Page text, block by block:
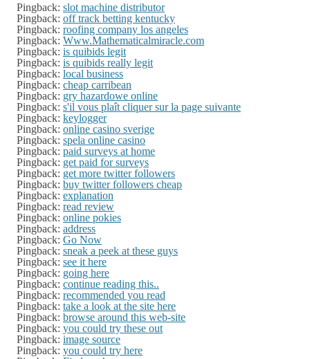
Pingback: slot machine distributor
Pingback: off track betting kentucky
Pingback: roofing company los angeles
Pingback: Www.Mathematicalmiracle.com
Pingback: is quibids legit
Pingback: is quibids really legit
Pingback: local business
Pingback: cheap carribean
Pingback: gry hazardowe online
Pingback: s'il vous plaît cliquer sur la page suivante
Pingback: keylogger
Pingback: online casino sverige
Pingback: spela online casino
Pingback: paid surveys at home
Pingback: get paid for surveys
Pingback: get more twitter followers
Pingback: buy twitter followers cheap
Pingback: explanation
Pingback: read review
Pingback: online pokies
Pingback: address
Pingback: Go Now
Pingback: sneak a peek at these guys
Pingback: see it here
Pingback: going here
Pingback: continue reading this..
Pingback: recommended you read
Pingback: take a look at the site here
Pingback: browse around this web-site
Pingback: you could try these out
Pingback: image source
Pingback: you could try here